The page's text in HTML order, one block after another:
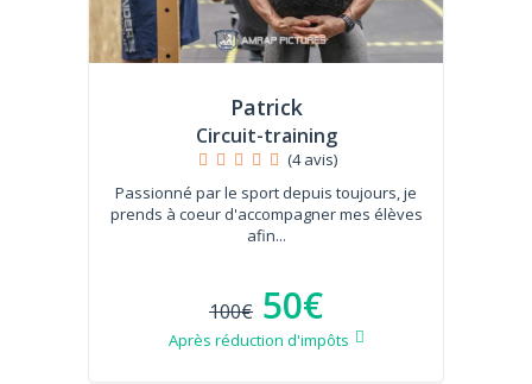
Patrick
Circuit-training
(4 avis)
Passionné par le sport depuis toujours, je
prends à coeur d'accompagner mes élèves
afin...
100€ 50€
Après réduction d'impôts